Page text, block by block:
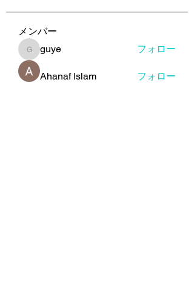
メンバー
guyeguye フォロー
Ahanaf Islam フォロー